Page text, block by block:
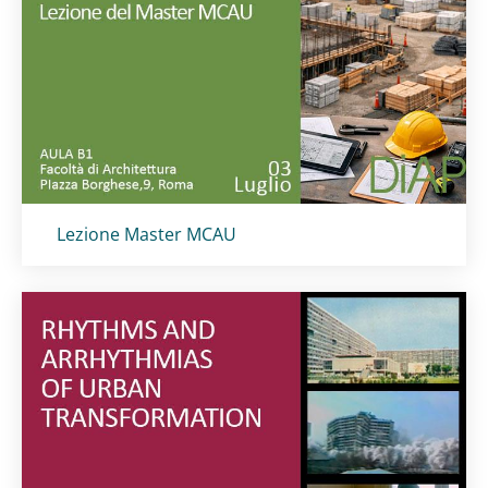
Titolo card:
Lezione Master MCAU